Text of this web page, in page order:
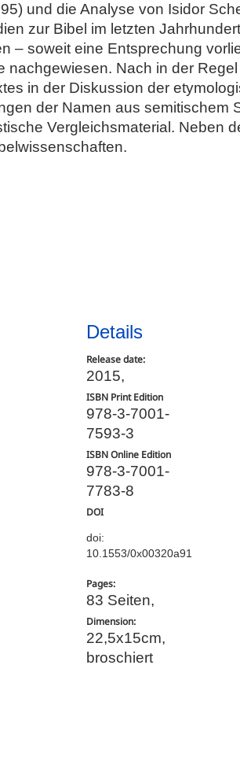
und die Analyse von Isidor
zur Bibel im letzten
– soweit eine Entsprechung
Nach in der
in der Diskussion der
der Namen aus semitischem
Vergleichsmaterial. Neben
Details
Release date:
2015,
ISBN Print Edition
978-3-7001-
7593-3
ISBN Online Edition
978-3-7001-
7783-8
DOI
doi:
10.1553/0x00320a91
Pages:
83 Seiten,
Dimension:
22,5x15cm,
broschiert